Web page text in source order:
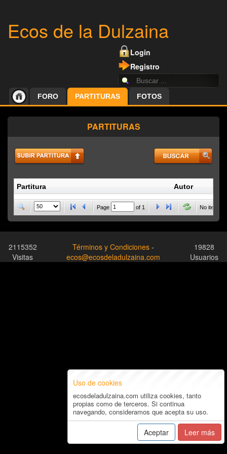
Ecos de la Dulzaina
Login
Registro
FORO PARTITURAS FOTOS
PARTITURAS
Partitura Autor
Page of 1 No items
2115352
Visitas
Términos y Condiciones -
ecos@ecosdeladulzaina.com
19828
Usuarios
Uso de cookies
ecosdeladulzaina.com utiliza cookies, tanto
propias como de terceros. Si continua
navegando, consideramos que acepta su uso.
Aceptar Leer más